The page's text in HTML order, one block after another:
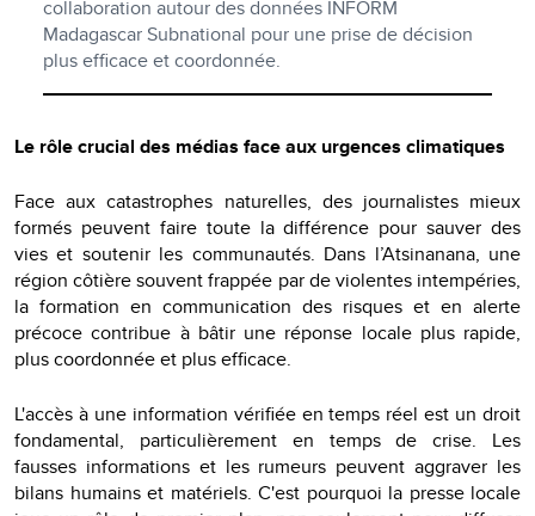
collaboration autour des données INFORM
Madagascar Subnational pour une prise de décision
plus efficace et coordonnée.
Le rôle crucial des médias face aux urgences climatiques
Face aux catastrophes naturelles, des journalistes mieux
formés peuvent faire toute la différence pour sauver des
vies et soutenir les communautés. Dans l’Atsinanana, une
région côtière souvent frappée par de violentes intempéries,
la formation en communication des risques et en alerte
précoce contribue à bâtir une réponse locale plus rapide,
plus coordonnée et plus efficace.
L'accès à une information vérifiée en temps réel est un droit
fondamental, particulièrement en temps de crise. Les
fausses informations et les rumeurs peuvent aggraver les
bilans humains et matériels. C'est pourquoi la presse locale